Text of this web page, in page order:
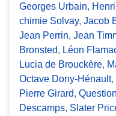
Georges Urbain,
chimie Solvay, Jacob
Jean Perrin, Jean
Bronsted, Léon
Lucia de Brouckère,
Octave Dony-Hénault,
Pierre Girard,
Descamps, Slater